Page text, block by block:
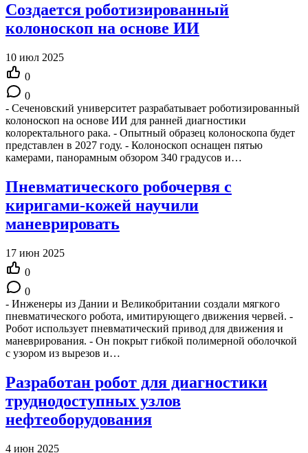
Создается роботизированный
колоноскоп на основе ИИ
10 июл 2025
0
0
- Сеченовский университет разрабатывает роботизированный
колоноскоп на основе ИИ для ранней диагностики
колоректального рака. - Опытный образец колоноскопа будет
представлен в 2027 году. - Колоноскоп оснащен пятью
камерами, панорамным обзором 340 градусов и…
Пневматического робочервя с
киригами-кожей научили
маневрировать
17 июн 2025
0
0
- Инженеры из Дании и Великобритании создали мягкого
пневматического робота, имитирующего движения червей. -
Робот использует пневматический привод для движения и
маневрирования. - Он покрыт гибкой полимерной оболочкой
с узором из вырезов и…
Разработан робот для диагностики
труднодоступных узлов
нефтеоборудования
4 июн 2025